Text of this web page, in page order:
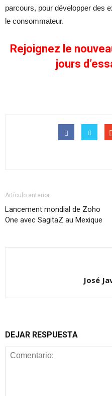
parcours, pour développer des
le consommateur.
Rejoignez le
jours
Artículo anterior
Lancement mondial de Zoho
One avec SagitaZ au Mexique
José
DEJAR RESPUESTA